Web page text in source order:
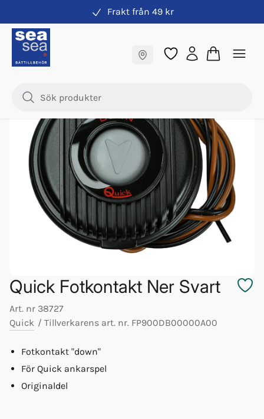
Frakt från 49 kr
Samma pris online & i butik
Ankarspel tillbehör & reservdelar
Quick Fotkontakt Ner Svart
Art. nr 38727
Quick / Tillverkarens art. nr. FP900DB00000A00
Fotkontakt "down"
För Quick ankarspel
Originaldel